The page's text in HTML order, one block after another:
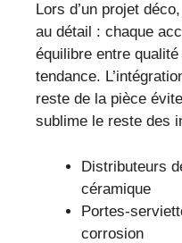
Lors d’un projet
au détail : chaque
équilibre entre
tendance.
reste de la pièce
sublime le reste des
Distributeurs
céramique
Portes-
corrosion